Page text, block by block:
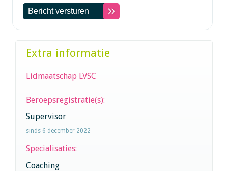
Extra informatie
Lidmaatschap LVSC
Beroepsregistratie(s):
Supervisor
sinds 6 december 2022
Specialisaties:
Coaching